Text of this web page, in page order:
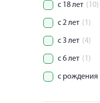
с 18 лет (10)
с 2 лет (1)
с 3 лет (4)
с 6 лет (1)
с рождения